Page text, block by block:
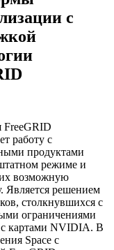
с
FreeGRID
работу с
продуктами
режиме и
возможную
Является решением
столкнувшихся с
ограничениями
с картами NVIDIA. В
Space с